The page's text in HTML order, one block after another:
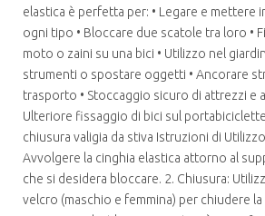
elastica è perfetta per: • Legare e mettere
ogni tipo • Bloccare due scatole tra loro •
moto o zaini su una bici • Utilizzo nel
strumenti o spostare oggetti • Ancorare
trasporto • Stoccaggio sicuro di attrezzi e
Ulteriore fissaggio di bici sul
chiusura valigia da stiva Istruzioni di
Avvolgere la cinghia elastica attorno al
che si desidera bloccare. 2. Chiusura:
velcro (maschio e femmina) per chiudere la